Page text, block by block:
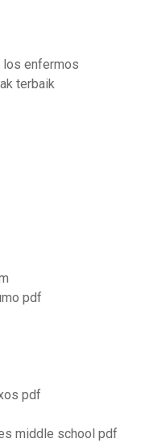
los enfermos
terbaik
pdf
pdf
middle school pdf